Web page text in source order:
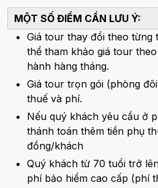
MỘT SỐ ĐIỂM CẦN LƯU Ý:
Giá tour thay đổi theo từng
thể tham khảo giá tour
hành hàng tháng.
Giá tour trọn gói (phòng
thuế và phí.
Nếu quý khách yêu cầu ở
thánh toán thêm tiền phụ
đồng/khách
Quý khách từ 70 tuổi trở
phí bảo hiểm cao cấp (phí